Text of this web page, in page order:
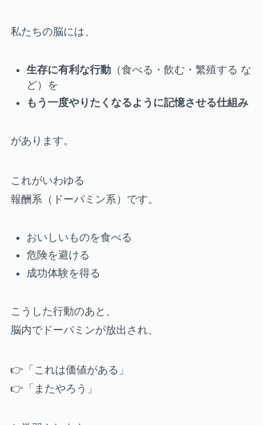
私たちの脳には、
生存に有利な行動（食べる・飲む・繁殖する な
ど）を
もう一度やりたくなるように記憶させる仕組み
があります。
これがいわゆる
報酬系（ドーパミン系）です。
おいしいものを食べる
危険を避ける
成功体験を得る
こうした行動のあと、
脳内でドーパミンが放出され、
👉「これは価値がある」
👉「またやろう」